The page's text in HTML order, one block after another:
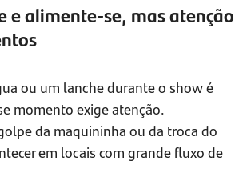
e alimente-se, mas atenção
ou um lanche durante o show é
momento exige atenção.
da maquininha ou da troca do
em locais com grande fluxo de